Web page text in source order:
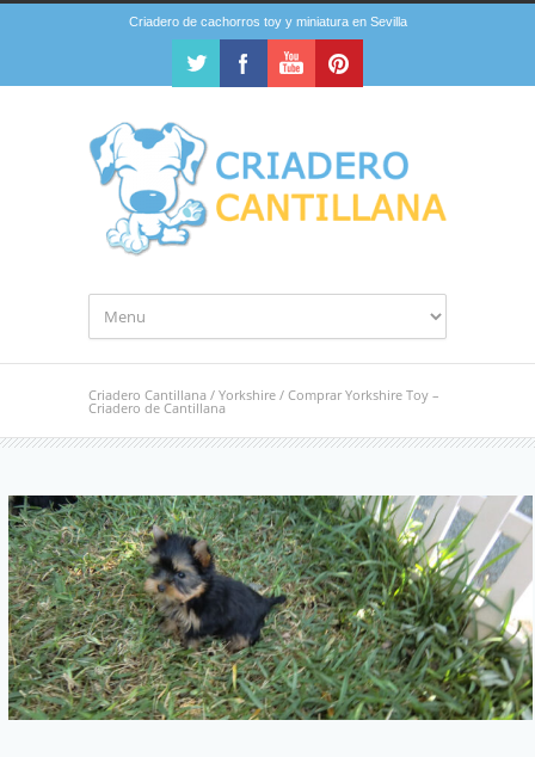
Criadero de cachorros toy y miniatura en Sevilla
Criadero Cantillana / Yorkshire / Comprar Yorkshire Toy –
Criadero de Cantillana